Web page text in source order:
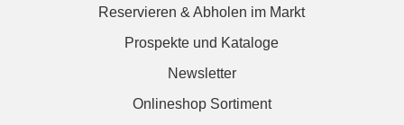
Reservieren & Abholen im Markt
Prospekte und Kataloge
Newsletter
Onlineshop Sortiment